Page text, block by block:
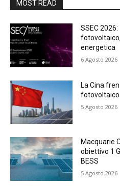
MOST READ
SSEC
energetica
6 Agosto 2026
La Cina
fotovoltaico
5 Agosto 2026
Macquarie
obiettivo 1
BESS
5 Agosto 2026